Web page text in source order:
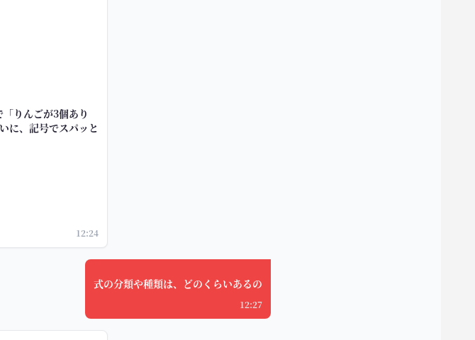
りんごが3個あり
に、記号でスパッと
12:24
式の分類や種類は、どのくらいあるの
12:27